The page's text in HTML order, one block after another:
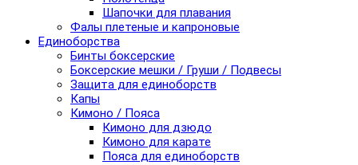
Шапочки для плавания
Фалы плетеные и капроновые
Единоборства
Бинты боксерские
Боксерские мешки / Груши / Подвесы
Защита для единоборств
Капы
Кимоно / Пояса
Кимоно для дзюдо
Кимоно для карате
Пояса для единоборств